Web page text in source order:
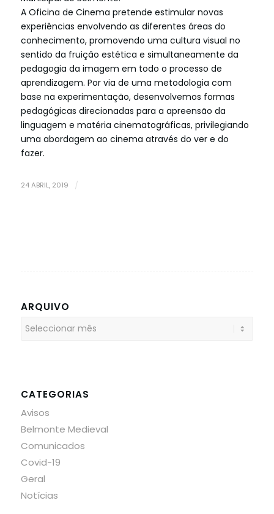
A Oficina de Cinema pretende estimular novas
experiências envolvendo as diferentes áreas do
conhecimento, promovendo uma cultura visual no
sentido da fruição estética e simultaneamente da
pedagogia da imagem em todo o processo de
aprendizagem. Por via de uma metodologia com
base na experimentação, desenvolvemos formas
pedagógicas direcionadas para a apreensão da
linguagem e matéria cinematográficas, privilegiando
uma abordagem ao cinema através do ver e do
fazer.
24 ABRIL, 2019 /
ARQUIVO
CATEGORIAS
Avisos
Belmonte Medieval
Comunicados
Covid-19
Geral
Notícias